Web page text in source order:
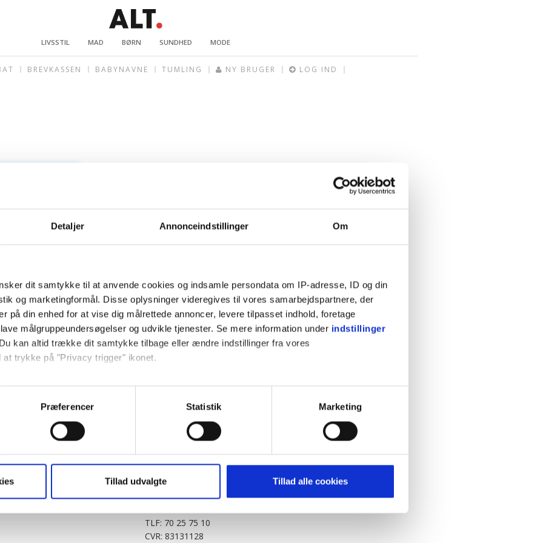
Detaljer Annonceindstillinger Om
dit samtykke til at anvende cookies og indsamle persondata om IP-adresse, ID og din
og marketingformål. Disse oplysninger videregives til vores samarbejdspartnere, der
på din enhed for at vise dig målrettede annoncer, levere tilpasset indhold, foretage
målgruppeundersøgelser og udvikle tjenester. Se mere information under indstillinger
kan altid trække dit samtykke tilbage eller ændre indstillinger fra vores
at trykke på "Privacy trigger" ikonet.
gerne:
om din placering, der kan være nøjagtig inden for få meter
baseret på en scanning af dens unikke karakteristika (fingerprinting)
må bruge egne cookies og cookies fra tredjeparter til at optimere dit besøg på vores
generere statistik og huske dine præferencer samt til brug for markedsføring, så vi
tilbage. Du skal være opmærksom på, at vores hjemmeside muligvis ikke fungerer
cookies eller tilbagetrækker et samtykke. Du kan læse mere om vores brug af cookies
Præferencer Statistik Marketing
Tillad udvalgte Tillad alle cookies
LIVSSTIL MAD BØRN SUNDHED MODE
BREVKASSEN BABYNAVNE TUMLING NY BRUGER LOG IND
KitchenOne.dk
Jollyroom.dk
Outnorth.dk
Klikk.no
Alt.dk
Realityportalen.dk
Cookiepolitik
Privatlivspolitik
BABY.DK
Story House Egmont A/S
Strødamvej 46
TLF: 70 25 75 10
CVR: 83131128